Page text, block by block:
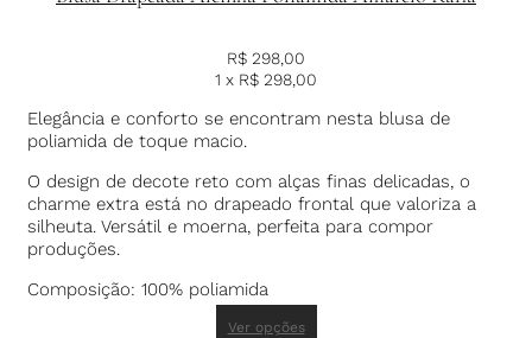
R$ 298,00
1 x R$ 298,00
Elegância e conforto se encontram nesta blusa de
poliamida de toque macio.
O design de decote reto com alças finas delicadas, o
charme extra está no drapeado frontal que valoriza a
silheuta. Versátil e moerna, perfeita para compor
produções.
Composição: 100% poliamida
Ver opções